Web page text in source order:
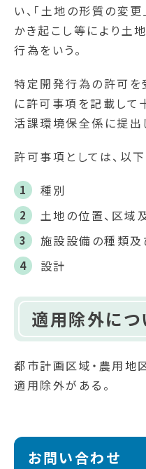
い、「土地の形質の変
かき起こし等により土
行為をいう。
特定開発行為の許可を
に許可事項を記載し
活課環境保全係に提出
許可事項としては、以
種別
土地の位置、区域
施設設備の種類及
設計
適用除外につ
都市計画区域・農用地
適用除外がある。
お問い合わせ